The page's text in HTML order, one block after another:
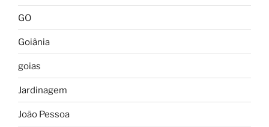
GO
Goiânia
goias
Jardinagem
João Pessoa